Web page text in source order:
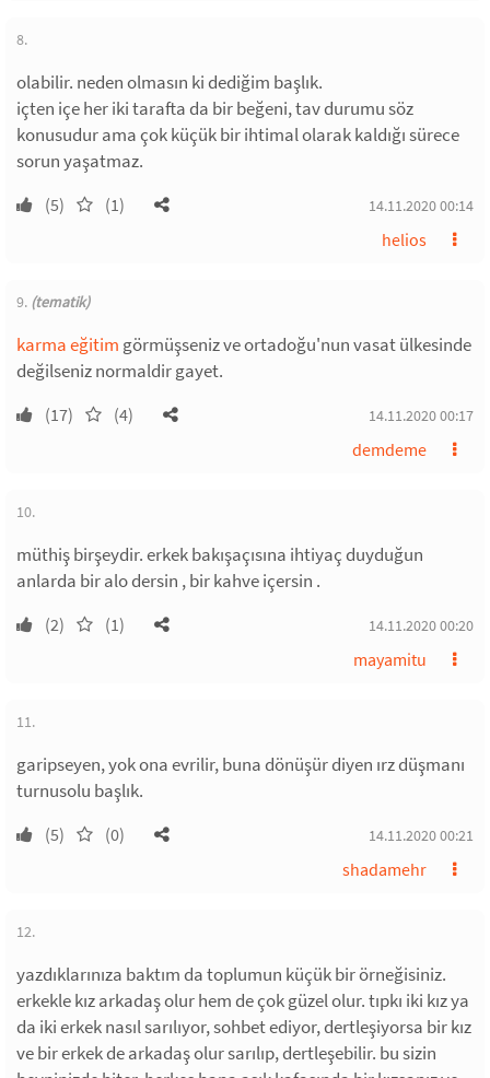
8.
olabilir. neden olmasın ki dediğim başlık.
içten içe her iki tarafta da bir beğeni, tav durumu söz
konusudur ama çok küçük bir ihtimal olarak kaldığı sürece
sorun yaşatmaz.
(5) (1) 14.11.2020 00:14
helios
9. (tematik)
karma eğitim görmüşseniz ve ortadoğu'nun vasat ülkesinde
değilseniz normaldir gayet.
(17) (4) 14.11.2020 00:17
demdeme
10.
müthiş birşeydir. erkek bakışaçısına ihtiyaç duyduğun
anlarda bir alo dersin , bir kahve içersin .
(2) (1) 14.11.2020 00:20
mayamitu
11.
garipseyen, yok ona evrilir, buna dönüşür diyen ırz düşmanı
turnusolu başlık.
(5) (0) 14.11.2020 00:21
shadamehr
12.
yazdıklarınıza baktım da toplumun küçük bir örneğisiniz.
erkekle kız arkadaş olur hem de çok güzel olur. tıpkı iki kız ya
da iki erkek nasıl sarılıyor, sohbet ediyor, dertleşiyorsa bir kız
ve bir erkek de arkadaş olur sarılıp, dertleşebilir. bu sizin